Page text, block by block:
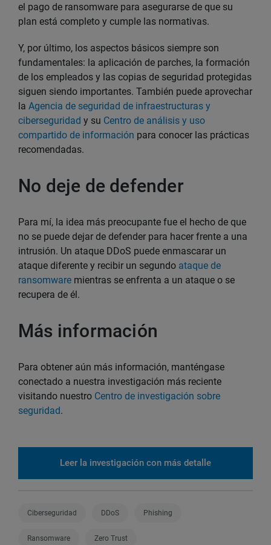
el pago de ransomware para asegurarse de que su
plan está completo y cumple las normativas.
Y, por último, los aspectos básicos siempre son
fundamentales: la aplicación de parches, la formación
de los empleados y las copias de seguridad protegidas
siguen siendo importantes. También puede aprovechar
la Agencia de seguridad de infraestructuras y
ciberseguridad y su Centro de análisis y uso
compartido de información para conocer las prácticas
recomendadas.
No deje de defender
Para mí, la idea más preocupante fue el hecho de que
no se puede dejar de defender para hacer frente a una
intrusión. Un ataque DDoS puede enmascarar un
ataque diferente y recibir un segundo ataque de
ransomware mientras se enfrenta a un ataque o se
recupera de él.
Más información
Para obtener aún más información, manténgase
conectado a nuestra investigación más reciente
visitando nuestro Centro de investigación sobre
seguridad.
Leer la investigación con más detalle
Ciberseguridad DDoS Phishing
Ransomware Zero Trust